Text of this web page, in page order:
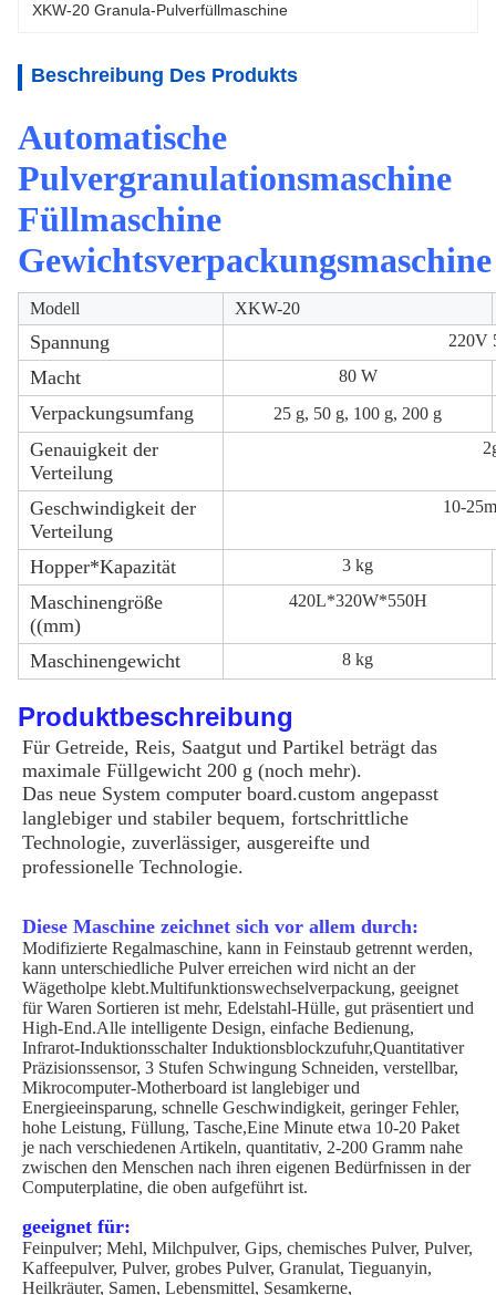
XKW-20 Granula-Pulverfüllmaschine
Beschreibung Des Produkts
Automatische
Pulvergranulationsmaschine
Füllmaschine
Gewichtsverpackungsmaschine
Modell XKW-20
Spannung 220V
Macht 80 W
Verpackungsumfang 25 g, 50 g, 100 g, 200 g
Genauigkeit der
Verteilung
Geschwindigkeit der
Verteilung
10-
Hopper*Kapazität 3 kg
Maschinengröße
((mm)
420L*320W*550H
Maschinengewicht 8 kg
Produktbeschreibung
Für Getreide, Reis, Saatgut und Partikel beträgt das
maximale Füllgewicht 200 g (noch mehr).
Das neue System computer board.custom angepasst
langlebiger und stabiler bequem, fortschrittliche
Technologie, zuverlässiger, ausgereifte und
professionelle Technologie.
Diese Maschine zeichnet sich vor allem durch:
Modifizierte Regalmaschine, kann in Feinstaub getrennt werden,
kann unterschiedliche Pulver erreichen wird nicht an der
Wägetholpe klebt.Multifunktionswechselverpackung, geeignet
für Waren Sortieren ist mehr, Edelstahl-Hülle, gut präsentiert und
High-End.Alle intelligente Design, einfache Bedienung,
Infrarot-Induktionsschalter Induktionsblockzufuhr,Quantitativer
Präzisionssensor, 3 Stufen Schwingung Schneiden, verstellbar,
Mikrocomputer-Motherboard ist langlebiger und
Energieeinsparung, schnelle Geschwindigkeit, geringer Fehler,
hohe Leistung, Füllung, Tasche,Eine Minute etwa 10-20 Paket
je nach verschiedenen Artikeln, quantitativ, 2-200 Gramm nahe
zwischen den Menschen nach ihren eigenen Bedürfnissen in der
Computerplatine, die oben aufgeführt ist.
geeignet für:
Feinpulver; Mehl, Milchpulver, Gips, chemisches Pulver, Pulver,
Kaffeepulver, Pulver, grobes Pulver, Granulat, Tieguanyin,
Heilkräuter, Samen, Lebensmittel, Sesamkerne,